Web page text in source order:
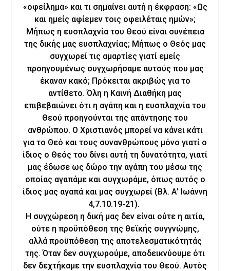
«οφείλημα» και τι σημαίνει αυτή η έκφραση: «Ως
και ημείς αφίεμεν τοις οφειλέταις ημών»;
Μήπως η ευσπλαχνία του Θεού είναι συνέπεια
της δικής μας ευσπλαχνίας; Μήπως ο Θεός μας
συγχωρεί τις αμαρτίες γιατί εμείς
προηγουμένως συγχωρήσαμε αυτούς που μας
έκαναν κακό; Πρόκειται ακριβώς για το
αντίθετο. Όλη η Καινή Διαθήκη μας
επιβεβαιώνει ότι η αγάπη και η ευσπλαχνία του
Θεού προηγούνται της απάντησης του
ανθρώπου. Ο Χριστιανός μπορεί να κάνει κάτι
για το Θεό και τους συνανθρώπους μόνο γιατί ο
ίδιος ο Θεός του δίνει αυτή τη δυνατότητα, γιατί
μας έδωσε ως δώρο την αγάπη του μέσω της
οποίας αγαπάμε και συγχωράμε, όπως αυτός ο
ίδιος μας αγαπά και μας συγχωρεί (Βλ. Α’ Ιωάννη
4,7.10.19-21).
Η συγχώρεση η δική μας δεν είναι ούτε η αιτία,
ούτε η προϋπόθεση της θεϊκής συγγνώμης,
αλλά προϋπόθεση της αποτελεσματικότητάς
της. Όταν δεν συγχωρούμε, αποδεικνύουμε ότι
δεν δεχτήκαμε την ευσπλαχνία του Θεού. Αυτός